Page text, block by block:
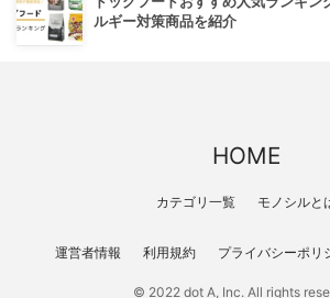
ルギー対策商品を紹介
HOME
カテゴリ一覧 モノシルと
運営者情報 利用規約 プライバシーポリ
© 2022 dot A, Inc. All rights